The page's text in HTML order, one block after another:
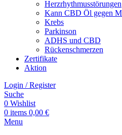
Herzrhythmusstörungen
Kann CBD Öl gegen
Krebs
Parkinson
ADHS und CBD
Rückenschmerzen
Zertifikate
Aktion
Login / Register
Suche
0 Wishlist
0 items 0,00 €
Menu